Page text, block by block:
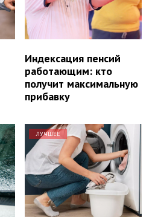
Индексация пенсий
работающим: кто
получит максимальную
прибавку
ЛУЧШЕЕ